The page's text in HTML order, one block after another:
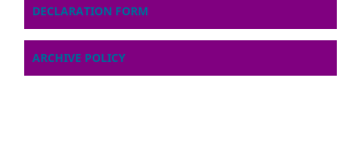
DECLARATION FORM
ARCHIVE POLICY